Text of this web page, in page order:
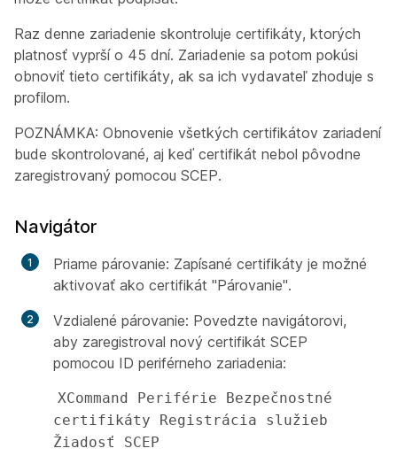
Raz denne zariadenie skontroluje certifikáty, ktorých
platnosť vyprší o 45 dní. Zariadenie sa potom pokúsi
obnoviť tieto certifikáty, ak sa ich vydavateľ zhoduje s
profilom.
POZNÁMKA: Obnovenie všetkých certifikátov zariadení
bude skontrolované, aj keď certifikát nebol pôvodne
zaregistrovaný pomocou SCEP.
Navigátor
Priame párovanie: Zapísané certifikáty je možné
aktivovať ako certifikát "Párovanie".
Vzdialené párovanie: Povedzte navigátorovi,
aby zaregistroval nový certifikát SCEP
pomocou ID periférneho zariadenia:
XCommand Periférie Bezpečnostné
certifikáty Registrácia služieb
Žiadosť SCEP